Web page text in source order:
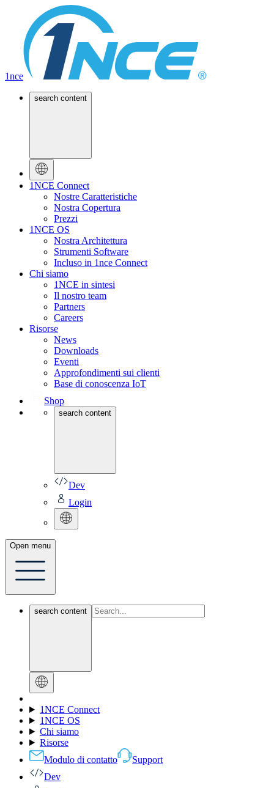
1nce
search content
1NCE Connect
Nostre Caratteristiche
Nostra Copertura
Prezzi
1NCE OS
Nostra Architettura
Strumenti Software
Incluso in 1nce Connect
Chi siamo
1NCE in sintesi
Il nostro team
Partners
Careers
Risorse
News
Downloads
Eventi
Approfondimenti sui clienti
Base di conoscenza IoT
Shop
search content
Dev
Login
Open menu
search content
1NCE Connect
1NCE OS
Chi siamo
Risorse
Modulo di contatto
Support
Dev